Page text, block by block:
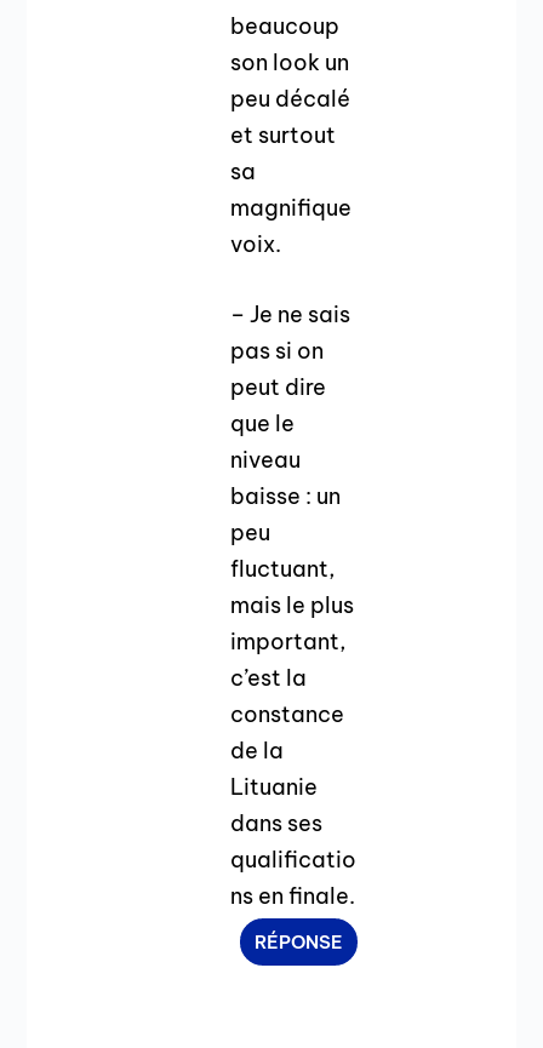
beaucoup
son look un
peu décalé
et surtout
sa
magnifique
voix.
– Je ne sais
pas si on
peut dire
que le
niveau
baisse : un
peu
fluctuant,
mais le plus
important,
c’est la
constance
de la
Lituanie
dans ses
qualificatio
ns en finale.
RÉPONSE